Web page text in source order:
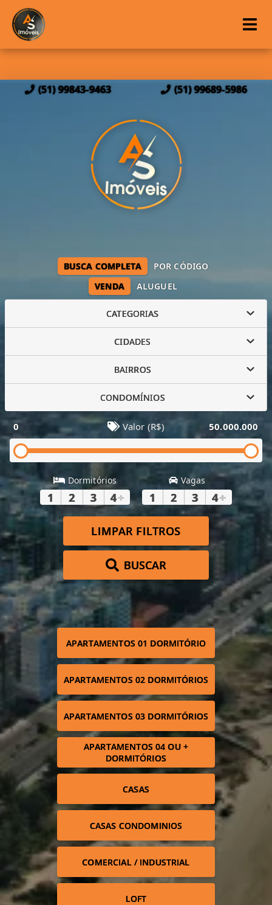
(51) 99843-9463 (51) 99689-5986
VENDA ALUGUEL
BUSCA COMPLETA POR CÓDIGO
CATEGORIAS
CIDADES
BAIRROS
CONDOMÍNIOS
0 Valor (R$) 50.000.000
Dormitórios
1 2 3 4+
Vagas
1 2 3 4+
LIMPAR FILTROS
BUSCAR
APARTAMENTOS 01 DORMITÓRIO
APARTAMENTOS 02 DORMITÓRIOS
APARTAMENTOS 03 DORMITÓRIOS
APARTAMENTOS 04 OU +
DORMITÓRIOS
CASAS
CASAS CONDOMINIOS
COMERCIAL / INDUSTRIAL
LOFT